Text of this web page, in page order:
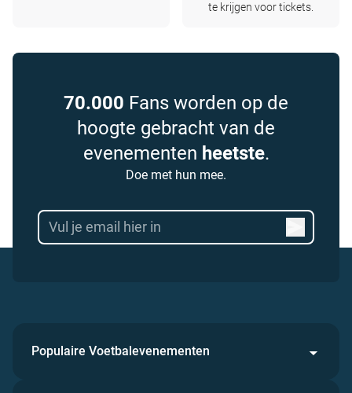
te krijgen voor tickets.
70.000 Fans worden op de
hoogte gebracht van de
evenementen heetste.
Doe met hun mee.
Populaire Voetbalevenementen